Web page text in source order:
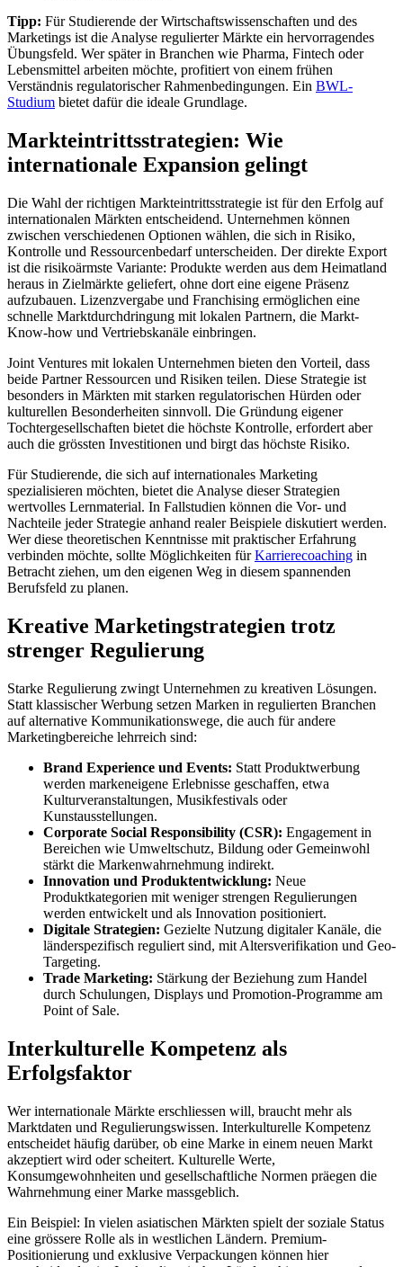
Tipp: Für Studierende der Wirtschaftswissenschaften und des
Marketings ist die Analyse regulierter Märkte ein hervorragendes
Übungsfeld. Wer später in Branchen wie Pharma, Fintech oder
Lebensmittel arbeiten möchte, profitiert von einem frühen
Verständnis regulatorischer Rahmenbedingungen. Ein BWL-
Studium bietet dafür die ideale Grundlage.
Markteintrittsstrategien: Wie
internationale Expansion gelingt
Die Wahl der richtigen Markteintrittsstrategie ist für den Erfolg auf
internationalen Märkten entscheidend. Unternehmen können
zwischen verschiedenen Optionen wählen, die sich in Risiko,
Kontrolle und Ressourcenbedarf unterscheiden. Der direkte Export
ist die risikoärmste Variante: Produkte werden aus dem Heimatland
heraus in Zielmärkte geliefert, ohne dort eine eigene Präsenz
aufzubauen. Lizenzvergabe und Franchising ermöglichen eine
schnelle Marktdurchdringung mit lokalen Partnern, die Markt-
Know-how und Vertriebskanäle einbringen.
Joint Ventures mit lokalen Unternehmen bieten den Vorteil, dass
beide Partner Ressourcen und Risiken teilen. Diese Strategie ist
besonders in Märkten mit starken regulatorischen Hürden oder
kulturellen Besonderheiten sinnvoll. Die Gründung eigener
Tochtergesellschaften bietet die höchste Kontrolle, erfordert aber
auch die grössten Investitionen und birgt das höchste Risiko.
Für Studierende, die sich auf internationales Marketing
spezialisieren möchten, bietet die Analyse dieser Strategien
wertvolles Lernmaterial. In Fallstudien können die Vor- und
Nachteile jeder Strategie anhand realer Beispiele diskutiert werden.
Wer diese theoretischen Kenntnisse mit praktischer Erfahrung
verbinden möchte, sollte Möglichkeiten fürKarrierecoaching in
Betracht ziehen, um den eigenen Weg in diesem spannenden
Berufsfeld zu planen.
Kreative Marketingstrategien trotz
strenger Regulierung
Starke Regulierung zwingt Unternehmen zu kreativen Lösungen.
Statt klassischer Werbung setzen Marken in regulierten Branchen
auf alternative Kommunikationswege, die auch für andere
Marketingbereiche lehrreich sind:
Brand Experience und Events: Statt Produktwerbung
werden markeneigene Erlebnisse geschaffen, etwa
Kulturveranstaltungen, Musikfestivals oder
Kunstausstellungen.
Corporate Social Responsibility (CSR): Engagement in
Bereichen wie Umweltschutz, Bildung oder Gemeinwohl
stärkt die Markenwahrnehmung indirekt.
Innovation und Produktentwicklung: Neue
Produktkategorien mit weniger strengen Regulierungen
werden entwickelt und als Innovation positioniert.
Digitale Strategien: Gezielte Nutzung digitaler Kanäle, die
länderspezifisch reguliert sind, mit Altersverifikation und Geo-
Targeting.
Trade Marketing: Stärkung der Beziehung zum Handel
durch Schulungen, Displays und Promotion-Programme am
Point of Sale.
Interkulturelle Kompetenz als
Erfolgsfaktor
Wer internationale Märkte erschliessen will, braucht mehr als
Marktdaten und Regulierungswissen. Interkulturelle Kompetenz
entscheidet häufig darüber, ob eine Marke in einem neuen Markt
akzeptiert wird oder scheitert. Kulturelle Werte,
Konsumgewohnheiten und gesellschaftliche Normen präegen die
Wahrnehmung einer Marke massgeblich.
Ein Beispiel: In vielen asiatischen Märkten spielt der soziale Status
eine grössere Rolle als in westlichen Ländern. Premium-
Positionierung und exklusive Verpackungen können hier